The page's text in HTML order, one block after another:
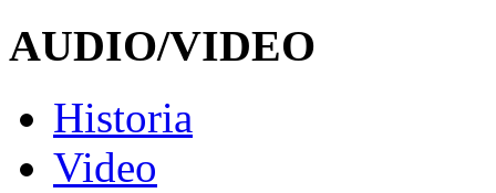
AUDIO/VIDEO
Historia
Video